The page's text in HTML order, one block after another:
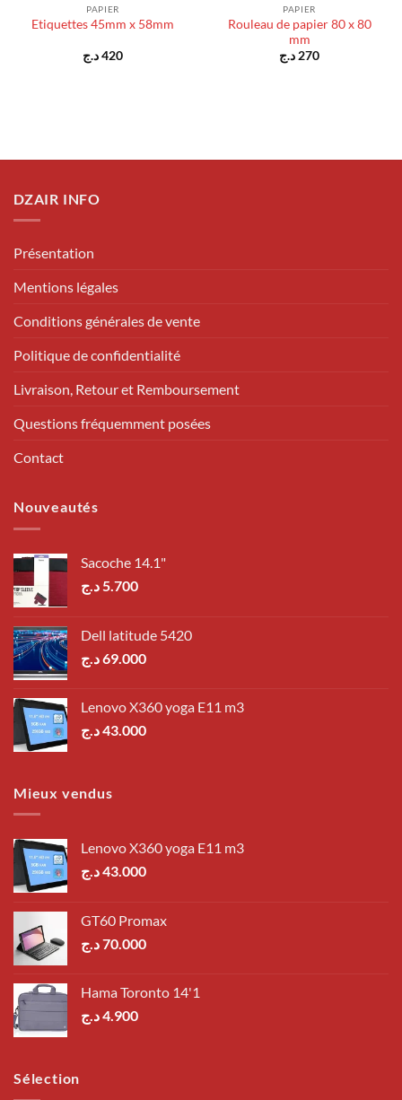
PAPIER
Etiquettes 45mm x 58mm
420د.ج
PAPIER
Rouleau de papier 80 x 80
mm
270 د.ج
DZAIR INFO
Présentation
Mentions légales
Conditions générales de vente
Politique de confidentialité
Livraison, Retour et Remboursement
Questions fréquemment posées
Contact
Nouveautés
Sacoche 14.1"
5.700 د.ج
Dell latitude 5420
69.000د.ج
Lenovo X360 yoga E11 m3
43.000د.ج
Mieux vendus
Lenovo X360 yoga E11 m3
43.000د.ج
GT60 Promax
70.000د.ج
Hama Toronto 14'1
4.900د.ج
Sélection